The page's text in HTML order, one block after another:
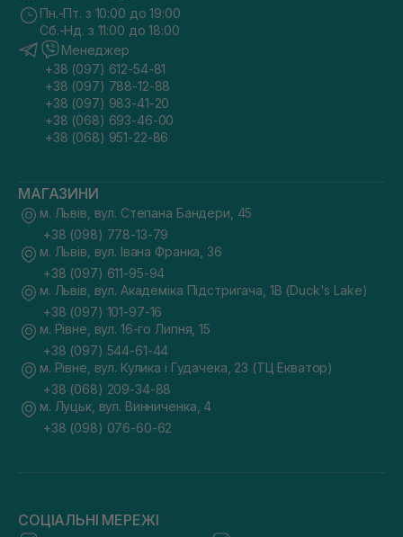
Пн.-Пт. з 10:00 до 19:00
Сб.-Нд. з 11:00 до 18:00
Менеджер
+38 (097) 612-54-81
+38 (097) 788-12-88
+38 (097) 983-41-20
+38 (068) 693-46-00
+38 (068) 951-22-86
МАГАЗИНИ
м. Львів, вул. Степана Бандери, 45
+38 (098) 778-13-79
м. Львів, вул. Івана Франка, 36
+38 (097) 611-95-94
м. Львів, вул. Академіка Підстригача, 1В (Duck's Lake)
+38 (097) 101-97-16
м. Рівне, вул. 16-го Липня, 15
+38 (097) 544-61-44
м. Рівне, вул. Кулика і Гудачека, 23 (ТЦ Екватор)
+38 (068) 209-34-88
м. Луцьк, вул. Винниченка, 4
+38 (098) 076-60-62
СОЦІАЛЬНІ МЕРЕЖІ